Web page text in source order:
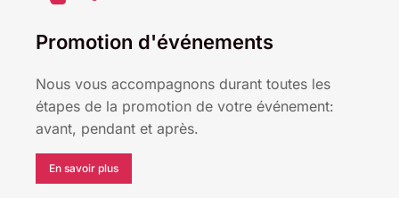
Promotion d'événements
Nous vous accompagnons durant toutes les
étapes de la promotion de votre événement:
avant, pendant et après.
En savoir plus